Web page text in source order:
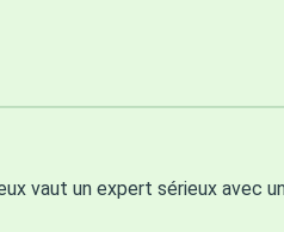
vaut un expert sérieux avec